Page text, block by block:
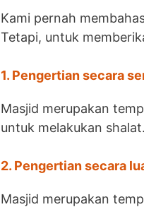
Kami pernah
Tetapi, untuk
1. Pengertian secara
Masjid merupakan
untuk melakukan shalat.
2. Pengertian secara
Masjid merupakan